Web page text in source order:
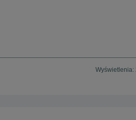
Wyświetlenia: